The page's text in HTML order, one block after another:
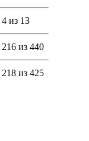
4 из 13
216 из 440
218 из 425